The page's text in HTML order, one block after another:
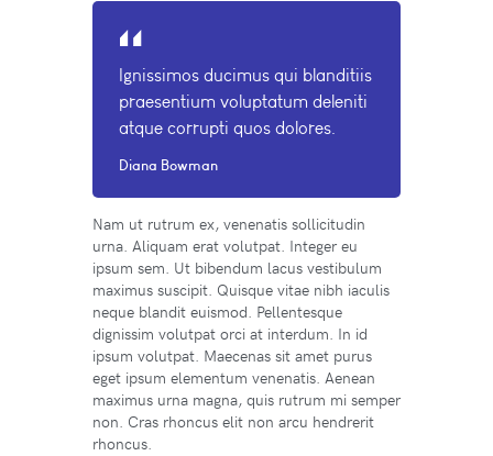
Ignissimos ducimus qui blanditiis
praesentium voluptatum deleniti
atque corrupti quos dolores.
Diana Bowman
Nam ut rutrum ex, venenatis sollicitudin
urna. Aliquam erat volutpat. Integer eu
ipsum sem. Ut bibendum lacus vestibulum
maximus suscipit. Quisque vitae nibh iaculis
neque blandit euismod. Pellentesque
dignissim volutpat orci at interdum. In id
ipsum volutpat. Maecenas sit amet purus
eget ipsum elementum venenatis. Aenean
maximus urna magna, quis rutrum mi semper
non. Cras rhoncus elit non arcu hendrerit
rhoncus.